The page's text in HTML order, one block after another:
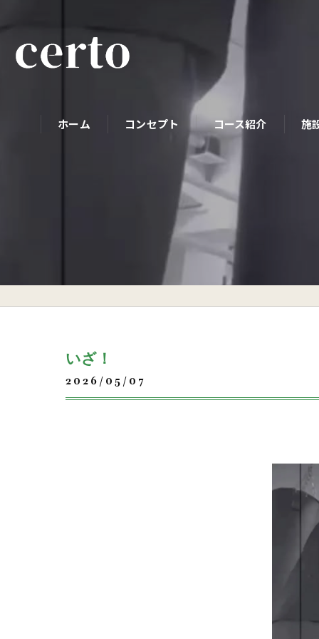
ホーム コンセプト コース紹介
パーソナルコース
初めての方へ
施
いざ！
2026/05/07